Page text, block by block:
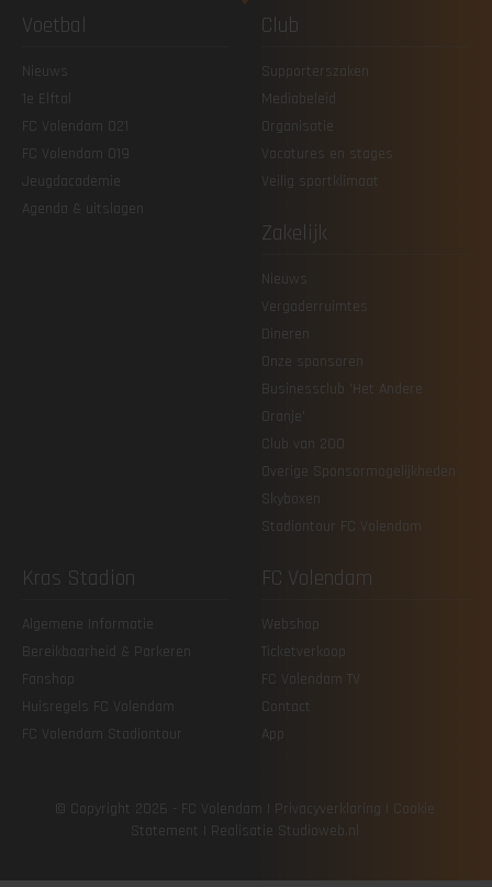
Voetbal
Nieuws
1e Elftal
FC Volendam O21
FC Volendam O19
Jeugdacademie
Agenda & uitslagen
Club
Supporterszaken
Mediabeleid
Organisatie
Vacatures en stages
Veilig sportklimaat
Zakelijk
Nieuws
Vergaderruimtes
Dineren
Onze sponsoren
Businessclub 'Het Andere
Oranje'
Club van 200
Overige Sponsormogelijkheden
Skyboxen
Stadiontour FC Volendam
Kras Stadion
Algemene Informatie
Bereikbaarheid & Parkeren
Fanshop
Huisregels FC Volendam
FC Volendam Stadiontour
FC Volendam
Webshop
Ticketverkoop
FC Volendam TV
Contact
App
© Copyright 2026 - FC Volendam | Privacy­verklaring | Cookie
Statement
| Realisatie Studioweb.nl